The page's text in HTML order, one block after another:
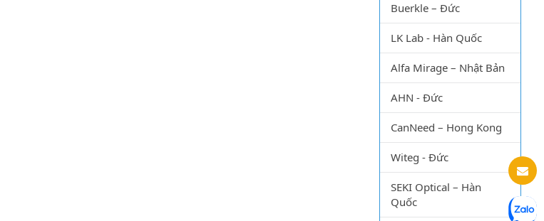
Buerkle – Đức
LK Lab - Hàn Quốc
Alfa Mirage – Nhật Bản
AHN - Đức
CanNeed – Hong Kong
Witeg - Đức
SEKI Optical – Hàn
Quốc